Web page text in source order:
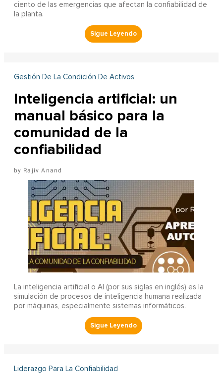
ciento de las emergencias que afectan la confiabilidad de
la planta.
Gestión De La Condición De Activos
Inteligencia artificial: un
manual básico para la
comunidad de la
confiabilidad
Rajiv Anand
La inteligencia artificial o AI (por sus siglas en inglés) es la
simulación de procesos de inteligencia humana realizada
por máquinas, especialmente sistemas informáticos.
Liderazgo Para La Confiabilidad